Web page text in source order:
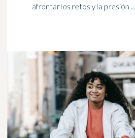
afrontar los retos y la presión ...